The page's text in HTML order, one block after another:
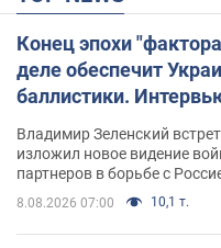
Конец эпохи
деле обеспечит
баллистики.
Владимир Зеленский
изложил новое видение
партнеров в борьбе с
8.08.2026 07:00 10,1 т.